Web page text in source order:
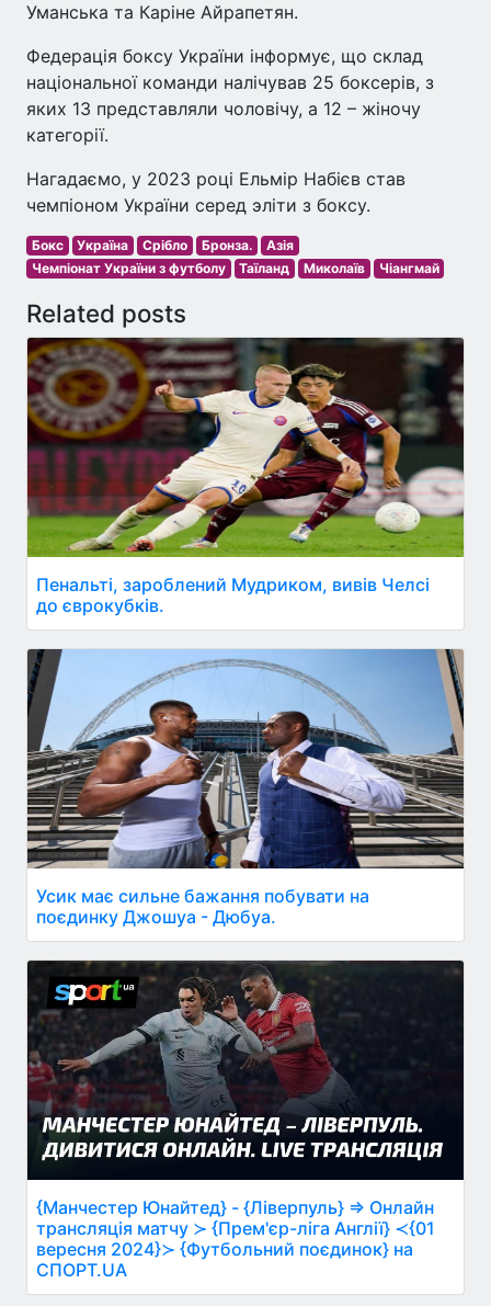
Уманська та Каріне Айрапетян.
Федерація боксу України інформує, що склад
національної команди налічував 25 боксерів, з
яких 13 представляли чоловічу, а 12 – жіночу
категорії.
Нагадаємо, у 2023 році Ельмір Набієв став
чемпіоном України серед эліти з боксу.
Бокс Україна Срібло Бронза.
Азія
Чемпіонат України з футболу
Таїланд Миколаїв Чіангмай
Related posts
Пенальті, зароблений Мудриком, вивів Челсі
до єврокубків.
Усик має сильне бажання побувати на
поєдинку Джошуа - Дюбуа.
{Манчестер Юнайтед} - {Ліверпуль} ⇒ Онлайн
трансляція матчу ≻ {Прем'єр-ліга Англії} ≺{01
вересня 2024}≻ {Футбольний поєдинок} на
СПОРТ.UA